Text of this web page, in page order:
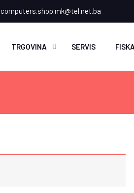
computers.shop.mk@tel.net.ba
TRGOVINA SERVIS